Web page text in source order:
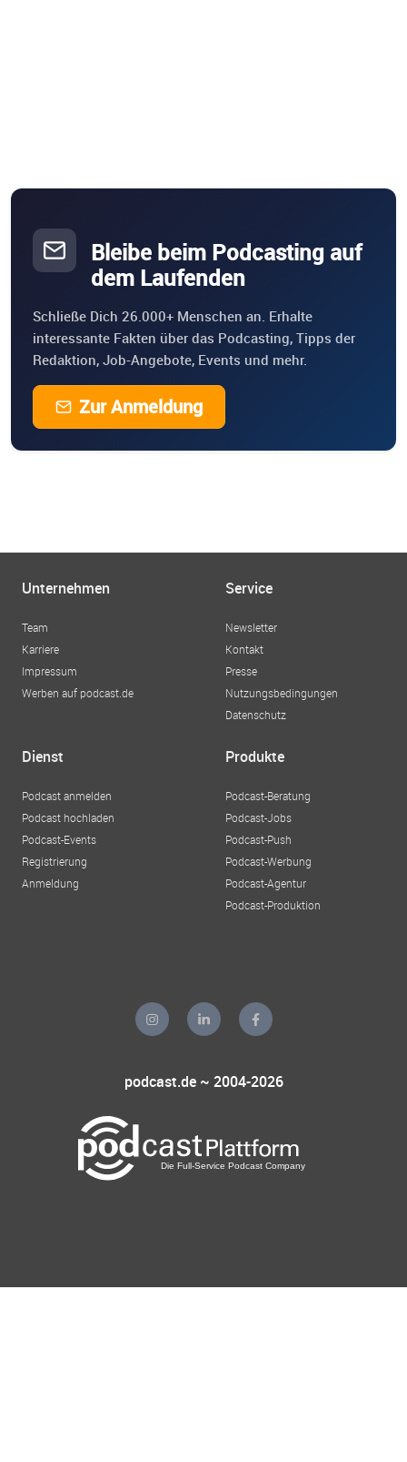
Bleibe beim Podcasting auf
dem Laufenden
Schließe Dich 26.000+ Menschen an. Erhalte
interessante Fakten über das Podcasting, Tipps der
Redaktion, Job-Angebote, Events und mehr.
Zur Anmeldung
Unternehmen
Team
Karriere
Impressum
Werben auf podcast.de
Service
Newsletter
Kontakt
Presse
Nutzungsbedingungen
Datenschutz
Dienst
Podcast anmelden
Podcast hochladen
Podcast-Events
Registrierung
Anmeldung
Produkte
Podcast-Beratung
Podcast-Jobs
Podcast-Push
Podcast-Werbung
Podcast-Agentur
Podcast-Produktion
podcast.de ~ 2004-2026